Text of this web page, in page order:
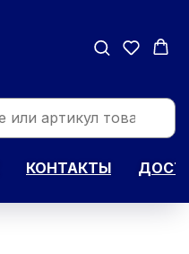
КОНТАКТЫ